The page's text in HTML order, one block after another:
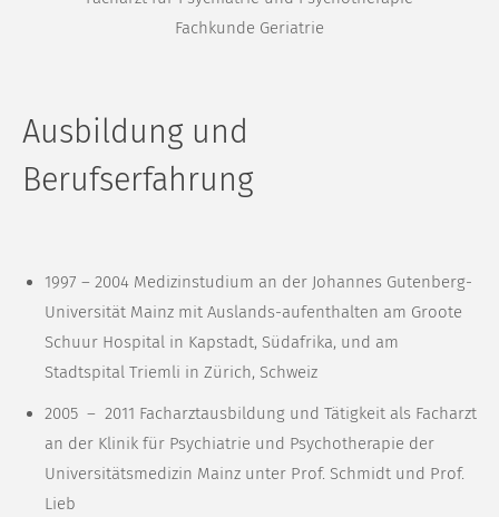
Fachkunde Geriatrie
Ausbildung und
Berufserfahrung
1997 – 2004 Medizinstudium an der Johannes Gutenberg-
Universität Mainz mit Auslands-aufenthalten am Groote
Schuur Hospital in Kapstadt, Südafrika, und am
Stadtspital Triemli in Zürich, Schweiz
2005 – 2011 Facharztausbildung und Tätigkeit als Facharzt
an der Klinik für Psychiatrie und Psychotherapie der
Universitätsmedizin Mainz unter Prof. Schmidt und Prof.
Lieb